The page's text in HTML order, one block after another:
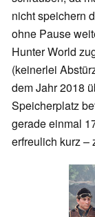
nicht speichern
ohne Pause
Hunter World
(keinerlei
dem Jahr 2018
Speicherplatz
gerade einmal
erfreulich kurz –